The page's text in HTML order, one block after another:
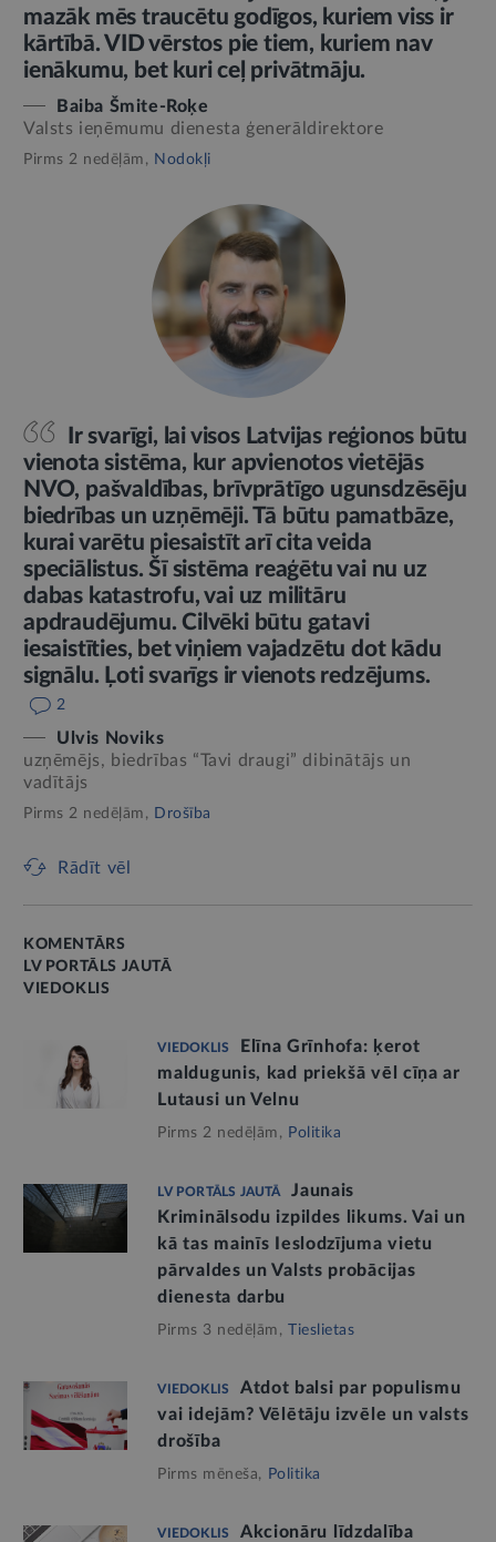
mazāk mēs traucētu godīgos, kuriem viss ir
kārtībā. VID vērstos pie tiem, kuriem nav
ienākumu, bet kuri ceļ privātmāju.
Baiba Šmite-Roķe
Valsts ieņēmumu dienesta ģenerāldirektore
Pirms 2 nedēļām, Nodokļi
Ir svarīgi, lai visos Latvijas reģionos būtu
vienota sistēma, kur apvienotos vietējās
NVO, pašvaldības, brīvprātīgo ugunsdzēsēju
biedrības un uzņēmēji. Tā būtu pamatbāze,
kurai varētu piesaistīt arī cita veida
speciālistus. Šī sistēma reaģētu vai nu uz
dabas katastrofu, vai uz militāru
apdraudējumu. Cilvēki būtu gatavi
iesaistīties, bet viņiem vajadzētu dot kādu
signālu. Ļoti svarīgs ir vienots redzējums.
2
Ulvis Noviks
uzņēmējs, biedrības “Tavi draugi” dibinātājs un
vadītājs
Pirms 2 nedēļām, Drošība
Rādīt vēl
KOMENTĀRS
LV PORTĀLS JAUTĀ
VIEDOKLIS
VIEDOKLIS
Elīna Grīnhofa: ķerot
maldugunis, kad priekšā vēl cīņa ar
Lutausi un Velnu
Pirms 2 nedēļām, Politika
LV PORTĀLS JAUTĀ
Jaunais
Kriminālsodu izpildes likums. Vai un
kā tas mainīs Ieslodzījuma vietu
pārvaldes un Valsts probācijas
dienesta darbu
Pirms 3 nedēļām, Tieslietas
VIEDOKLIS
Atdot balsi par populismu
vai idejām? Vēlētāju izvēle un valsts
drošība
Pirms mēneša, Politika
VIEDOKLIS Akcionāru līdzdalība